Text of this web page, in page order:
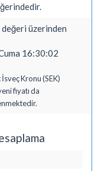
üzerinden
16:30:02
Kronu (SEK)
fiyatı da